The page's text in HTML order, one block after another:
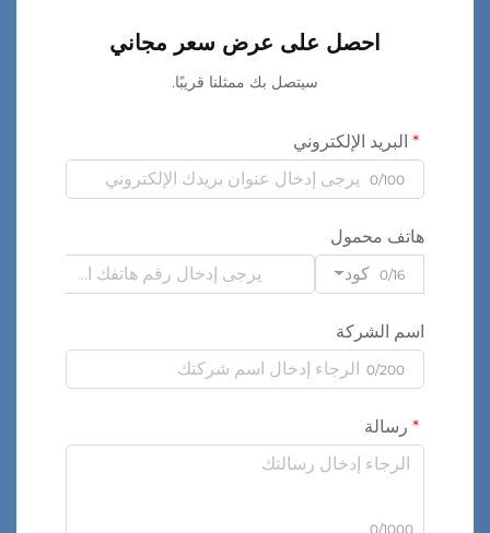
احصل على عرض سعر مجاني
سيتصل بك ممثلنا قريبًا.
البريد الإلكتروني
0/100
هاتف محمول
كود
0/16
اسم الشركة
0/200
رسالة
0/1000